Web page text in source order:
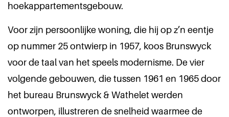
hoekappartementsgebouw.
Voor zijn persoonlijke woning, die hij op z’n eentje
op nummer 25 ontwierp in 1957, koos Brunswyck
voor de taal van het speels modernisme. De vier
volgende gebouwen, die tussen 1961 en 1965 door
het bureau Brunswyck & Wathelet werden
ontworpen, illustreren de snelheid waarmee de